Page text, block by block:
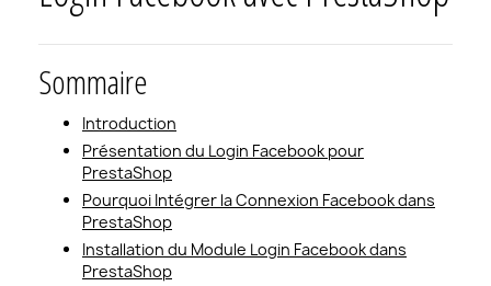
Sommaire
Introduction
Présentation du Login Facebook pour
PrestaShop
Pourquoi Intégrer la Connexion Facebook dans
PrestaShop
Installation du Module Login Facebook dans
PrestaShop